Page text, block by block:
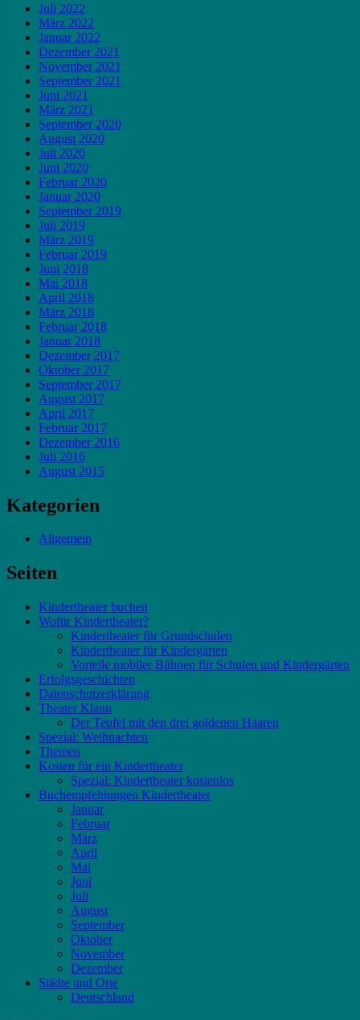
Juli 2022
März 2022
Januar 2022
Dezember 2021
November 2021
September 2021
Juni 2021
März 2021
September 2020
August 2020
Juli 2020
Juni 2020
Februar 2020
Januar 2020
September 2019
Juli 2019
März 2019
Februar 2019
Juni 2018
Mai 2018
April 2018
März 2018
Februar 2018
Januar 2018
Dezember 2017
Oktober 2017
September 2017
August 2017
April 2017
Februar 2017
Dezember 2016
Juli 2016
August 2015
Kategorien
Allgemein
Seiten
Kindertheater buchen
Wofür Kindertheater?
Kindertheater für Grundschulen
Kindertheater für Kindergärten
Vorteile mobiler Bühnen für Schulen und Kindergärten
Erfolgsgeschichten
Datenschutzerklärung
Theater Klann
Der Teufel mit den drei goldenen Haaren
Spezial: Weihnachten
Themen
Kosten für ein Kindertheater
Spezial: Kindertheater kostenlos
Buchempfehlungen Kindertheater
Januar
Februar
März
April
Mai
Juni
Juli
August
September
Oktober
November
Dezember
Städte und Orte
Deutschland